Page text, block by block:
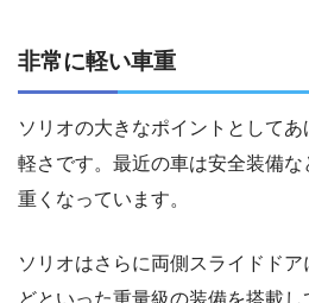
非常に軽い車重
ソリオの大きなポイントとして
軽さです。最近の車は安全装備
重くなっています。
ソリオはさらに両側スライドド
どといった重量級の装備を搭載